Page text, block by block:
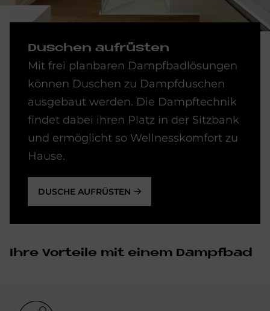
Du­schen auf­rü­sten
Mit frei planbaren Dampfbadlösungen
können Duschen zu Dampfduschen
ausgebaut werden. Die Dampftechnik
findet dabei ihren Platz in der Sitzbank
und ermöglicht so Wellnesskomfort zu
Hause.
DUSCHE AUFRÜSTEN
Ihre Vor­teile mit ei­nem Dampf­bad
Bild